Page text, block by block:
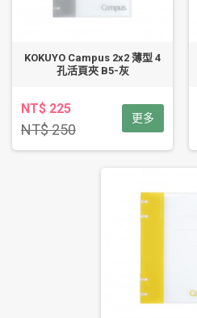
KOKUYO Campus 2x2 薄型 4
孔活頁夾 B5-灰
NT$ 225
NT$ 250
更多